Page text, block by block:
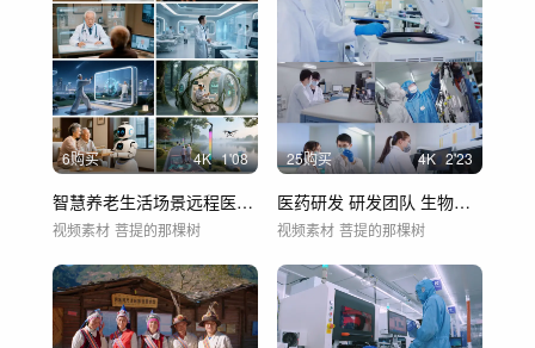
6购买 4K 1'08
智慧养老生活场景远程医疗虚拟诊疗智慧医疗
视频素材 菩提的那棵树
25购买 4K 2'23
医药研发 研发团队 生物医药 医药科研
视频素材 菩提的那棵树